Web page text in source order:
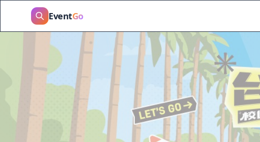
EventGo